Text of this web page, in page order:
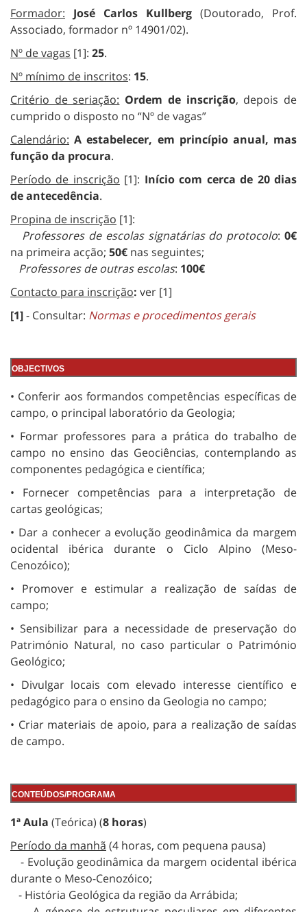
Formador:
José Carlos Kullberg (Doutorado, Prof.
Associado, formador nº 14901/02).
Nº de vagas [1]: 25.
Nº mínimo de inscritos: 15.
Critério de seriação: Ordem de inscrição, depois de
cumprido o disposto no “Nº de vagas”
Calendário: A estabelecer, em princípio anual, mas
função da procura.
Período de inscrição [1]: Início com cerca de 20 dias
de antecedência.
Propina de inscrição [1]:
Professores de escolas signatárias do protocolo:0€
na primeira acção; 50€ nas seguintes;
Professores de outras escolas: 100€
Contacto para inscrição: ver [1]
[1]- Consultar: Normas e procedimentos gerais
OBJECTIVOS
• Conferir aos formandos competências específicas de
campo, o principal laboratório da Geologia;
• Formar professores para a prática do trabalho de
campo no ensino das Geociências, contemplando as
componentes pedagógica e científica;
• Fornecer competências para a interpretação de
cartas geológicas;
• Dar a conhecer a evolução geodinâmica da margem
ocidental ibérica durante o Ciclo Alpino (Meso-
Cenozóico);
• Promover e estimular a realização de saídas de
campo;
• Sensibilizar para a necessidade de preservação do
Património Natural, no caso particular o Património
Geológico;
• Divulgar locais com elevado interesse científico e
pedagógico para o ensino da Geologia no campo;
• Criar materiais de apoio, para a realização de saídas
de campo.
CONTEÚDOS/PROGRAMA
1ª Aula (Teórica) (8 horas)
Período da manhã (4 horas, com pequena pausa)
- Evolução geodinâmica da margem ocidental ibérica
durante o Meso-Cenozóico;
- História Geológica da região da Arrábida;